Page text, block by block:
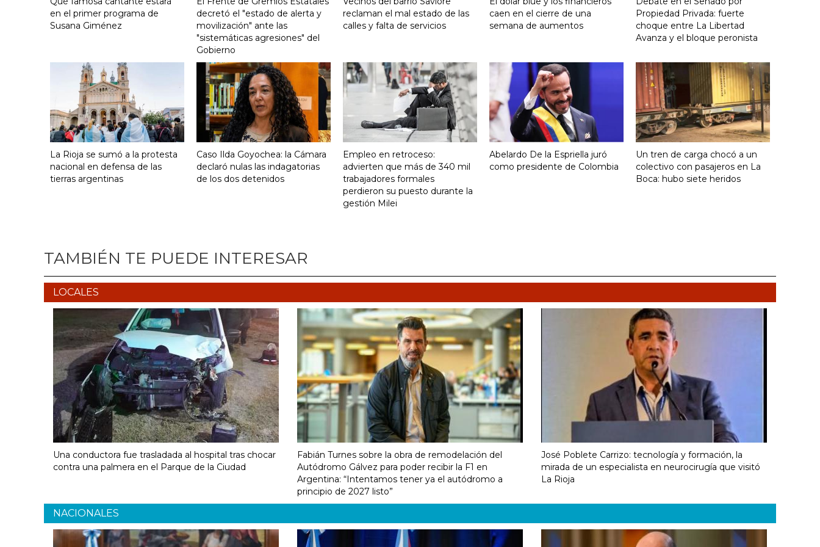
en el primer programa de
Susana Giménez
decretó el "estado de alerta y
movilización" ante las
"sistemáticas agresiones" del
Gobierno
reclaman el mal estado de las
calles y falta de servicios
caen en el cierre de una
semana de aumentos
Propiedad Privada: fuerte
choque entre La Libertad
Avanza y el bloque peronista
La Rioja se sumó a la protesta
nacional en defensa de las
tierras argentinas
Caso Ilda Goyochea: la Cámara
declaró nulas las indagatorias
de los dos detenidos
Empleo en retroceso:
advierten que más de 340 mil
trabajadores formales
perdieron su puesto durante la
gestión Milei
Abelardo De la Espriella juró
como presidente de Colombia
Un tren de carga chocó a un
colectivo con pasajeros en La
Boca: hubo siete heridos
TAMBIÉN TE PUEDE INTERESAR
LOCALES
Una conductora fue trasladada al hospital tras chocar
contra una palmera en el Parque de la Ciudad
Fabián Turnes sobre la obra de remodelación del
Autódromo Gálvez para poder recibir la F1 en
Argentina: “Intentamos tener ya el autódromo a
principio de 2027 listo”
José Poblete Carrizo: tecnología y formación, la
mirada de un especialista en neurocirugía que visitó
La Rioja
NACIONALES